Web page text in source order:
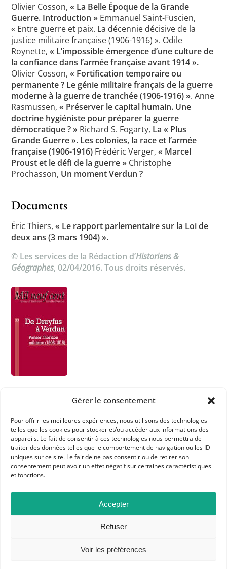
Gérer le consentement
Pour offrir les meilleures expériences, nous utilisons des technologies
telles que les cookies pour stocker et/ou accéder aux informations des
appareils. Le fait de consentir à ces technologies nous permettra de
traiter des données telles que le comportement de navigation ou les ID
uniques sur ce site. Le fait de ne pas consentir ou de retirer son
consentement peut avoir un effet négatif sur certaines caractéristiques
et fonctions.
Accepter
Refuser
Voir les préférences
Conférences, tables rondes
Critique d’ouvrages publiés
Culture
Olivier Cosson,« La Belle Époque de la Grande
Guerre. Introduction » Emmanuel Saint-Fuscien,
« Entre guerre et paix. La décennie décisive de la
justice militaire française (1906-1916) ». Odile
Roynette,« L’impossible émergence d’une culture de
la confiance dans l’armée française avant 1914 ».
Olivier Cosson,« Fortification temporaire ou
permanente ? Le génie militaire français de la guerre
moderne à la guerre de tranchée (1906-1916) ». Anne
Rasmussen,« Préserver le capital humain. Une
doctrine hygiéniste pour préparer la guerre
démocratique ? » Richard S. Fogarty, La « Plus
Grande Guerre ». Les colonies, la race et l’armée
française (1906-1916) Frédéric Verger,« Marcel
Proust et le défi de la guerre » Christophe
Prochasson, Un moment Verdun ?
Documents
Éric Thiers,« Le rapport parlementaire sur la Loi de
deux ans (3 mars 1904) ».
© Les services de la Rédaction d’Historiens &
Géographes, 02/04/2016. Tous droits réservés.
APHG
Association des professeurs d'histoire et géographie
+ 33 0(1) 42 33 62 37
BP 6541 – 75065 Paris Cedex 02